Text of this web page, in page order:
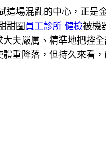
這場混亂的中心，正是
甜圈 員工診所 健檢被機
夫嚴厲、精準地把控
重降落，但持久來看